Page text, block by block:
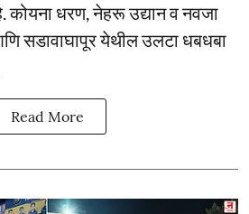
कोयना धरण, नेहरू उद्यान व नवजा
सडावाघापूर येथील उलटा धबधबा
Read More